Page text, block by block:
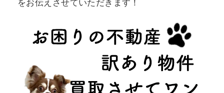
をお伝えさせていただきます！